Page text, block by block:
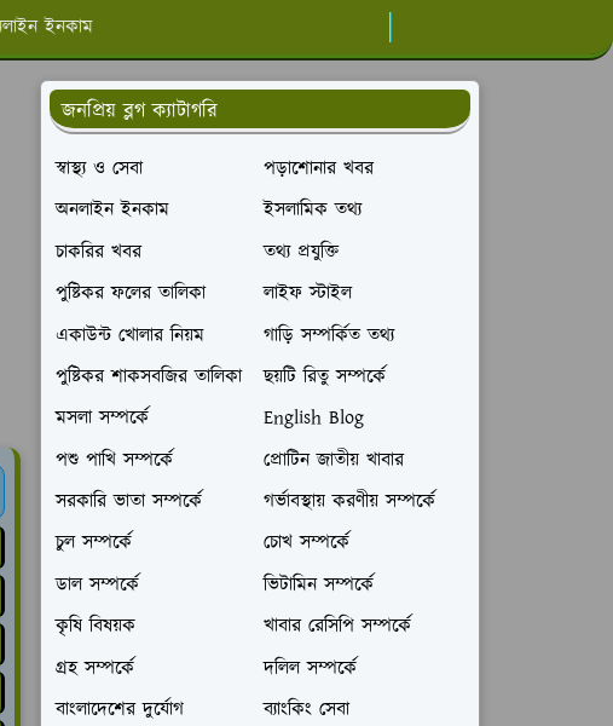
ইনকাম
জনপ্রিয় ব্লগ ক্যাটাগরি
স্বাস্থ্য ও সেবা
পড়াশোনার খবর
অনলাইন ইনকাম
ইসলামিক তথ্য
চাকরির খবর
তথ্য প্রযুক্তি
পুষ্টিকর ফলের তালিকা
লাইফ স্টাইল
একাউন্ট খোলার নিয়ম
গাড়ি সম্পর্কিত তথ্য
পুষ্টিকর শাকসবজির তালিকা
ছয়টি রিতু সম্পর্কে
মসলা সম্পর্কে
English Blog
পশু পাখি সম্পর্কে
প্রোটিন জাতীয় খাবার
সরকারি ভাতা সম্পর্কে
গর্ভাবস্থায় করণীয় সম্পর্কে
চুল সম্পর্কে
চোখ সম্পর্কে
ডাল সম্পর্কে
ভিটামিন সম্পর্কে
কৃষি বিষয়ক
খাবার রেসিপি সম্পর্কে
গ্রহ সম্পর্কে
দলিল সম্পর্কে
বাংলাদেশের দুর্যোগ
ব্যাংকিং সেবা